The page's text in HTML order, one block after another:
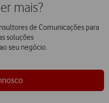
mais?
de Comunicações para
soluções
seu negócio.